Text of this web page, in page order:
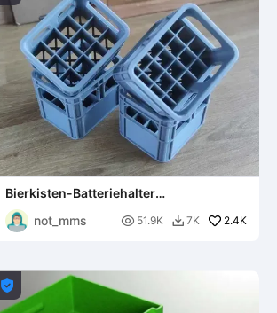
Bierkisten-Batteriehalter
AA/AAA/9V/18650 Stapelbar
not_mms
 51.9K  7K 2.4K
